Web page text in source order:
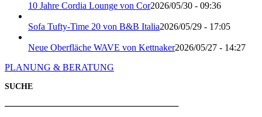
10 Jahre Cordia Lounge von Cor2026/05/30 - 09:36
Sofa Tufty-Time 20 von B&B Italia2026/05/29 - 17:05
Neue Oberfläche WAVE von Kettnaker2026/05/27 - 14:27
PLANUNG & BERATUNG
SUCHE
───────────────────────────